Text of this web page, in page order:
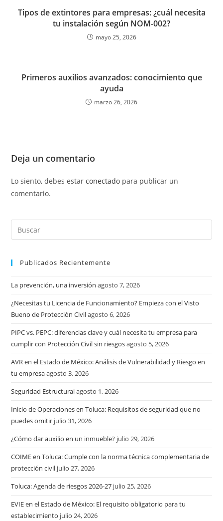
Tipos de extintores para empresas: ¿cuál necesita
tu instalación según NOM-002?
mayo 25, 2026
Primeros auxilios avanzados: conocimiento que
ayuda
marzo 26, 2026
Deja un comentario
Lo siento, debes estarconectado para publicar un
comentario.
Publicados Recientemente
La prevención, una inversión agosto 7, 2026
¿Necesitas tu Licencia de Funcionamiento? Empieza con el Visto
Bueno de Protección Civilagosto 6, 2026
PIPC vs. PEPC: diferencias clave y cuál necesita tu empresa para
cumplir con Protección Civil sin riesgosagosto 5, 2026
AVR en el Estado de México: Análisis de Vulnerabilidad y Riesgo en
tu empresaagosto 3, 2026
Seguridad Estructuralagosto 1, 2026
Inicio de Operaciones en Toluca: Requisitos de seguridad que no
puedes omitir julio 31, 2026
¿Cómo dar auxilio en un inmueble? julio 29, 2026
COIME en Toluca: Cumple con la norma técnica complementaria de
protección civil julio 27, 2026
Toluca: Agenda de riesgos 2026-27 julio 25, 2026
EVIE en el Estado de México: El requisito obligatorio para tu
establecimiento julio 24, 2026